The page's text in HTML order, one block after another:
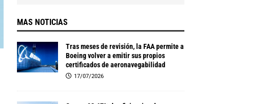
MAS NOTICIAS
Tras meses de revisión, la FAA permite a
Boeing volver a emitir sus propios
certificados de aeronavegabilidad
17/07/2026